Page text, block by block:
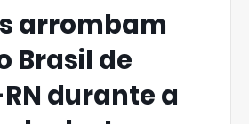
arrombam
Brasil de
durante a